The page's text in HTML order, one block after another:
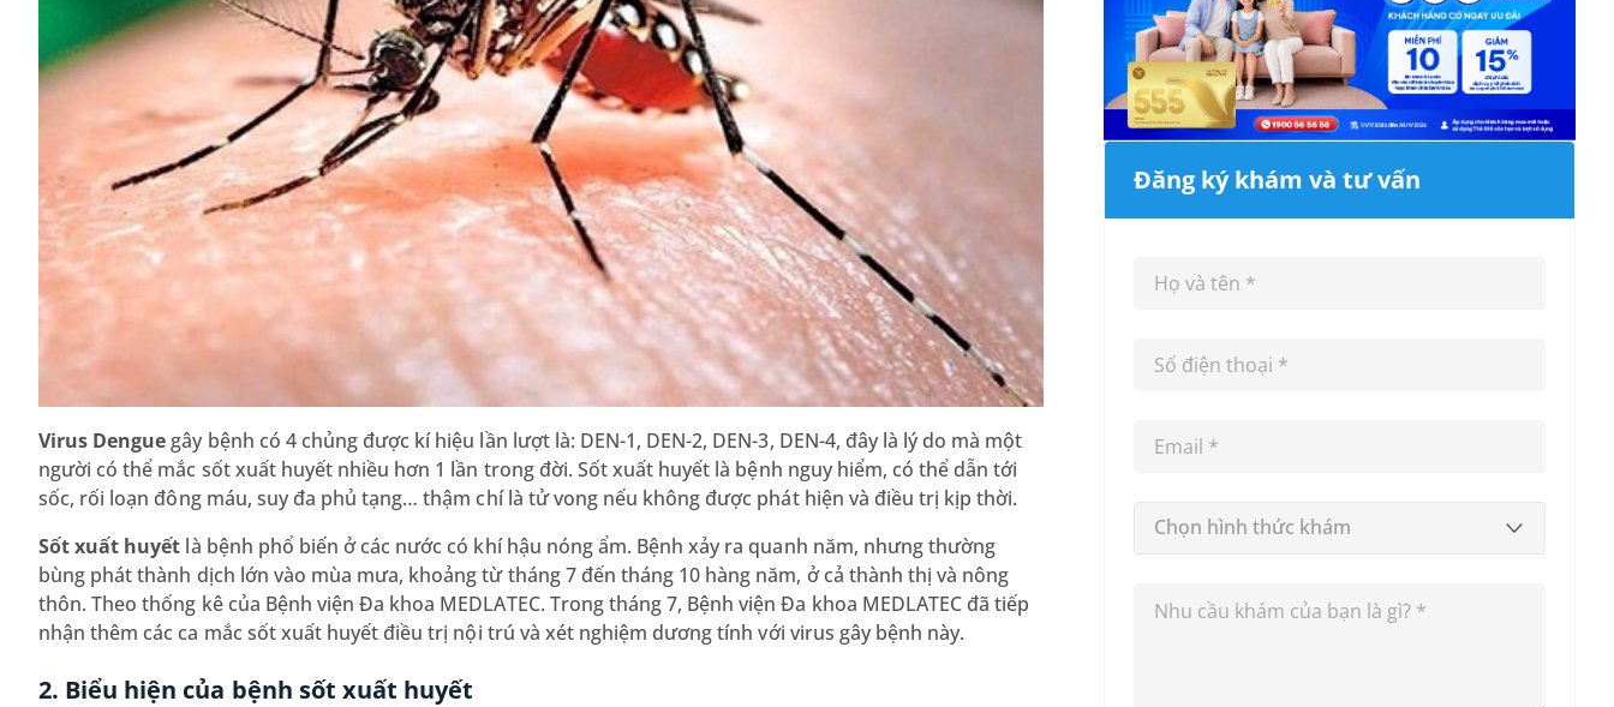
Virus Denguegây bệnh có 4 chủng được kí hiệu lần lượt là: DEN-1, DEN-2, DEN-3, DEN-4, đây là lý do mà một
người có thể mắc sốt xuất huyết nhiều hơn 1 lần trong đời. Sốt xuất huyết là bệnh nguy hiểm, có thể dẫn tới
sốc, rối loạn đông máu, suy đa phủ tạng… thậm chí là tử vong nếu không được phát hiện và điều trị kịp thời.
Sốt xuất huyết là bệnh phổ biến ở các nước có khí hậu nóng ẩm. Bệnh xảy ra quanh năm, nhưng thường
bùng phát thành dịch lớn vào mùa mưa, khoảng từ tháng 7 đến tháng 10 hàng năm, ở cả thành thị và nông
thôn. Theo thống kê của Bệnh viện Đa khoa MEDLATEC. Trong tháng 7, Bệnh viện Đa khoa MEDLATEC đã tiếp
nhận thêm các ca mắc sốt xuất huyết điều trị nội trú và xét nghiệm dương tính với virus gây bệnh này.
2. Biểu hiện của bệnh sốt xuất huyết
Đăng ký khám và tư vấn
Chọn hình thức khám